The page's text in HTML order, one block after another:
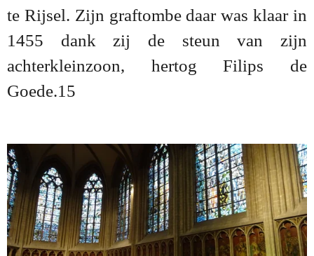
te Rijsel. Zijn graftombe daar was klaar in
1455 dank zij de steun van zijn
achterkleinzoon, hertog Filips de
Goede.15